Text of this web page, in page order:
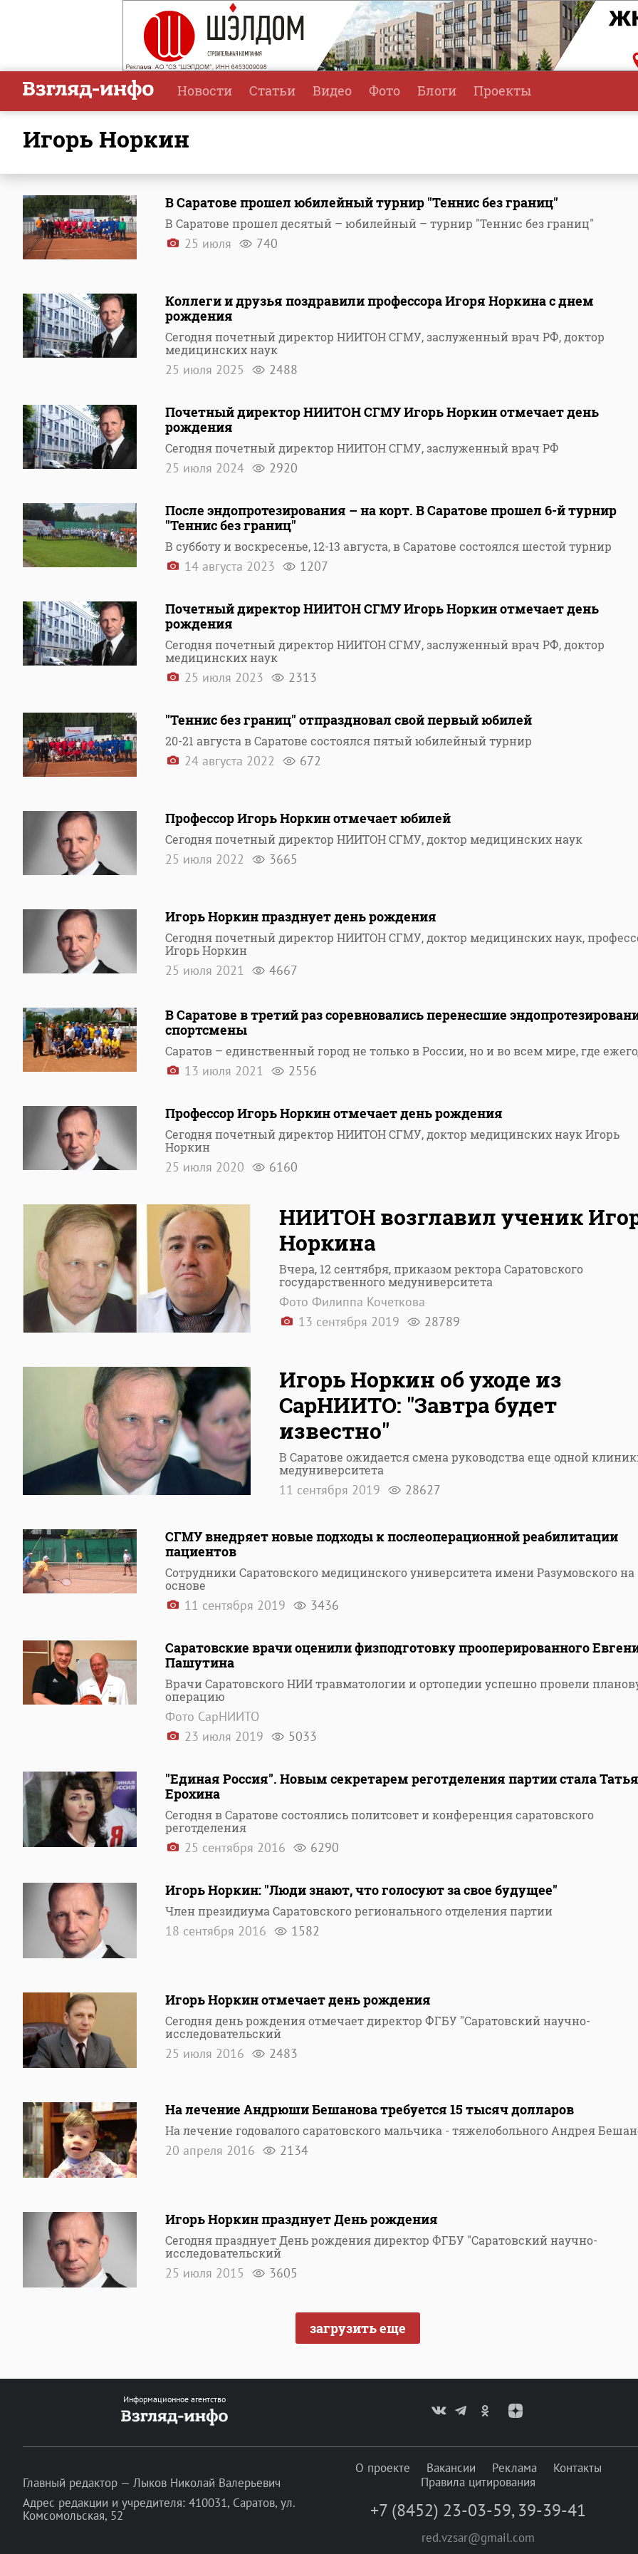
Новости Статьи Видео Фото Блоги Проекты
Игорь Норкин
В Саратове прошел юбилейный турнир "Теннис без границ"
В Саратове прошел десятый – юбилейный – турнир "Теннис без границ"
25 июля 740
Коллеги и друзья поздравили профессора Игоря Норкина с днем
рождения
Сегодня почетный директор НИИТОН СГМУ, заслуженный врач РФ, доктор
медицинских наук
25 июля 2025 2488
Почетный директор НИИТОН СГМУ Игорь Норкин отмечает день
рождения
Сегодня почетный директор НИИТОН СГМУ, заслуженный врач РФ
25 июля 2024 2920
После эндопротезирования – на корт. В Саратове прошел 6-й турнир
"Теннис без границ"
В субботу и воскресенье, 12-13 августа, в Саратове состоялся шестой турнир
14 августа 2023 1207
Почетный директор НИИТОН СГМУ Игорь Норкин отмечает день
рождения
Сегодня почетный директор НИИТОН СГМУ, заслуженный врач РФ, доктор
медицинских наук
25 июля 2023 2313
"Теннис без границ" отпраздновал свой первый юбилей
20-21 августа в Саратове состоялся пятый юбилейный турнир
24 августа 2022 672
Профессор Игорь Норкин отмечает юбилей
Сегодня почетный директор НИИТОН СГМУ, доктор медицинских наук
25 июля 2022 3665
Игорь Норкин празднует день рождения
Сегодня почетный директор НИИТОН СГМУ, доктор медицинских наук,
Игорь Норкин
25 июля 2021 4667
В Саратове в третий раз соревновались перенесшие
спортсмены
Саратов – единственный город не только в России, но и во всем мире, где
13 июля 2021 2556
Профессор Игорь Норкин отмечает день рождения
Сегодня почетный директор НИИТОН СГМУ, доктор медицинских наук Игорь
Норкин
25 июля 2020 6160
НИИТОН возглавил ученик
Норкина
Вчера, 12 сентября, приказом ректора Саратовского
государственного медуниверситета
Фото Филиппа Кочеткова
13 сентября 2019
28789
Игорь Норкин об уходе из
СарНИИТО: "Завтра будет
известно"
В Саратове ожидается смена руководства еще одной
медуниверситета
11 сентября 2019 28627
СГМУ внедряет новые подходы к послеоперационной реабилитации
пациентов
Сотрудники Саратовского медицинского университета имени Разумовского на
основе
11 сентября 2019 3436
Саратовские врачи оценили физподготовку прооперированного
Пашутина
Врачи Саратовского НИИ травматологии и ортопедии успешно провели
операцию
Фото СарНИИТО
23 июля 2019
5033
"Единая Россия". Новым секретарем реготделения партии стала
Ерохина
Сегодня в Саратове состоялись политсовет и конференция саратовского
реготделения
25 сентября 2016 6290
Игорь Норкин: "Люди знают, что голосуют за свое будущее"
Член президиума Саратовского регионального отделения партии
18 сентября 2016 1582
Игорь Норкин отмечает день рождения
Сегодня день рождения отмечает директор ФГБУ "Саратовский научно-
исследовательский
25 июля 2016 2483
На лечение Андрюши Бешанова требуется 15 тысяч долларов
На лечение годовалого саратовского мальчика - тяжелобольного Андрея
20 апреля 2016 2134
Игорь Норкин празднует День рождения
Сегодня празднует День рождения директор ФГБУ "Саратовский научно-
исследовательский
25 июля 2015 3605
загрузить еще
Информационное агентство
Главный редактор — Лыков Николай Валерьевич
Адрес редакции и учредителя: 410031, Саратов, ул.
Комсомольская, 52
О проекте Вакансии Реклама
Контакты
Правила цитирования
+7 (8452) 23-03-59, 39-39-41
red.vzsar@gmail.com